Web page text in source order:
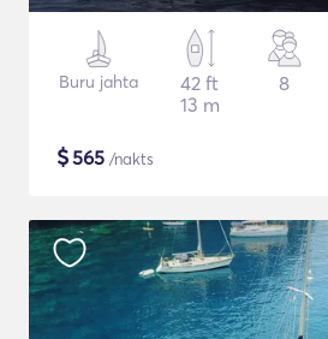
Buru jahta
42 ft
13 m
8
$565 /nakts